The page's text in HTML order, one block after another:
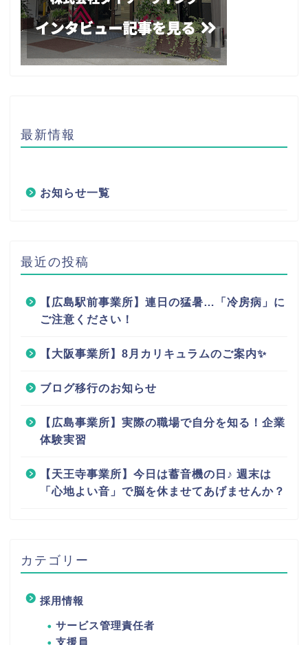
最新情報
お知らせ一覧
最近の投稿
【広島駅前事業所】連日の猛暑…「冷房病」に
ご注意ください！
【大阪事業所】8月カリキュラムのご案内✨
ブログ移行のお知らせ
【広島事業所】実際の職場で自分を知る！企業
体験実習
【天王寺事業所】今日は蓄音機の日♪ 週末は
「心地よい音」で脳を休ませてあげませんか？
カテゴリー
採用情報
サービス管理責任者
支援員